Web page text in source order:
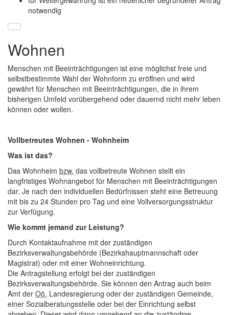
notwendig
Wohnen
Menschen mit Beeinträchtigungen ist eine möglichst freie und
selbstbestimmte Wahl der Wohnform zu eröffnen und wird
gewährt für Menschen mit Beeinträchtigungen, die in ihrem
bisherigen Umfeld vorübergehend oder dauernd nicht mehr leben
können oder wollen.
Vollbetreutes Wohnen - Wohnheim
Was ist das?
Das Wohnheim bzw. das vollbetreute Wohnen stellt ein
langfristiges Wohnangebot für Menschen mit Beeinträchtigungen
dar. Je nach den individuellen Bedürfnissen steht eine Betreuung
mit bis zu 24 Stunden pro Tag und eine Vollversorgungsstruktur
zur Verfügung.
Wie kommt jemand zur Leistung?
Durch Kontaktaufnahme mit der zuständigen
Bezirksverwaltungsbehörde (Bezirkshauptmannschaft oder
Magistrat) oder mit einer Wohneinrichtung.
Die Antragstellung erfolgt bei der zuständigen
Bezirksverwaltungsbehörde. Sie können den Antrag auch beim
Amt der Oö. Landesregierung oder der zuständigen Gemeinde,
einer Sozialberatungsstelle oder bei der Einrichtung selbst